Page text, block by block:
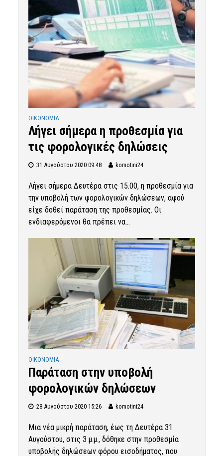
OIKONOMIA
Λήγει σήμερα η προθεσμία για
τις φορολογικές δηλώσεις
31 Αυγούστου 2020 09:48 komotini24
Λήγει σήμερα Δευτέρα στις 15.00, η προθεσμία για
την υποβολή των φορολογικών δηλώσεων, αφού
είχε δοθεί παράταση της προθεσμίας. Οι
ενδιαφερόμενοι θα πρέπει να...
OIKONOMIA
Παράταση στην υποβολή
φορολογικών δηλώσεων
28 Αυγούστου 2020 15:26 komotini24
Μια νέα μικρή παράταση, έως τη Δευτέρα 31
Αυγούστου, στις 3 μ.μ., δόθηκε στην προθεσμία
υποβολής δηλώσεων φόρου εισοδήματος, που